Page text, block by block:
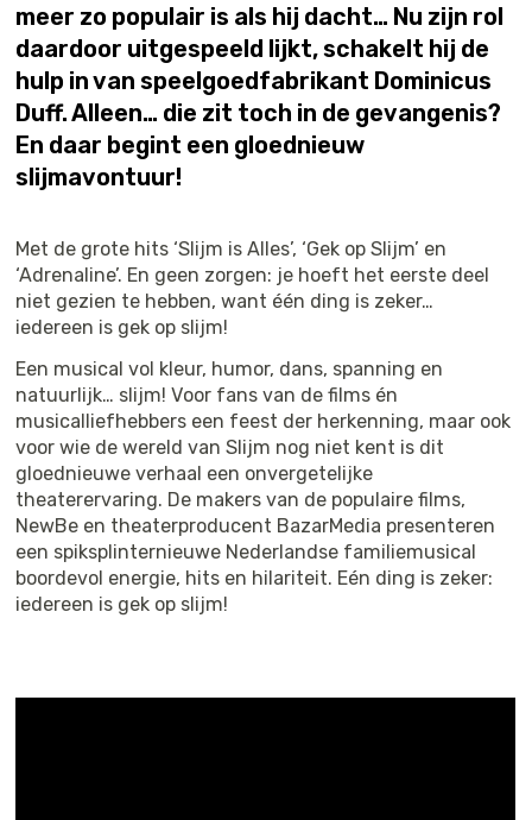
meer zo populair is als hij dacht… Nu zijn rol
daardoor uitgespeeld lijkt, schakelt hij de
hulp in van speelgoedfabrikant Dominicus
Duff. Alleen… die zit toch in de gevangenis?
En daar begint een gloednieuw
slijmavontuur!
Met de grote hits ‘Slijm is Alles’, ‘Gek op Slijm’ en
‘Adrenaline’. En geen zorgen: je hoeft het eerste deel
niet gezien te hebben, want één ding is zeker…
iedereen is gek op slijm!
Een musical vol kleur, humor, dans, spanning en
natuurlijk… slijm! Voor fans van de films én
musicalliefhebbers een feest der herkenning, maar ook
voor wie de wereld van Slijm nog niet kent is dit
gloednieuwe verhaal een onvergetelijke
theaterervaring. De makers van de populaire films,
NewBe en theaterproducent BazarMedia presenteren
een spiksplinternieuwe Nederlandse familiemusical
boordevol energie, hits en hilariteit. Eén ding is zeker:
iedereen is gek op slijm!